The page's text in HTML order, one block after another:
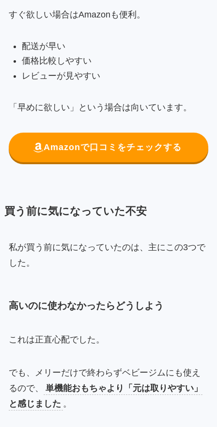
すぐ欲しい場合はAmazonも便利。
配送が早い
価格比較しやすい
レビューが見やすい
「早めに欲しい」という場合は向いています。
Amazonで口コミをチェックする
買う前に気になっていた不安
私が買う前に気になっていたのは、主にこの3つで
した。
高いのに使わなかったらどうしよう
これは正直心配でした。
でも、メリーだけで終わらずベビージムにも使え
るので、
単機能おもちゃより「元は取りやすい」
と感じました 。